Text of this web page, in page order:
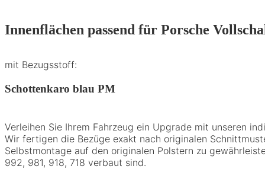
Innenflächen passend für Porsche
mit Bezugsstoff:
Schottenkaro blau PM
Verleihen Sie Ihrem Fahrzeug ein Upgrade mit unseren
Wir fertigen die Bezüge exakt nach originalen
Selbstmontage auf den originalen Polstern zu
992, 981, 918, 718 verbaut sind.